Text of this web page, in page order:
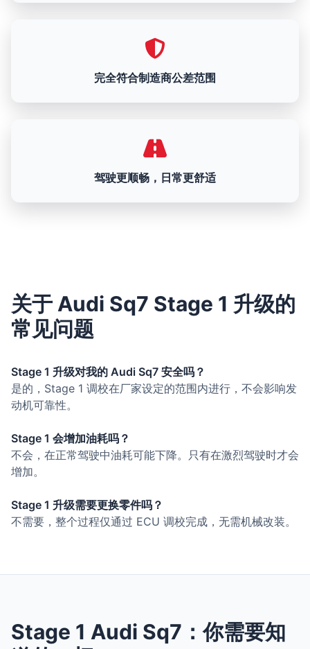
完全符合制造商公差范围
驾驶更顺畅，日常更舒适
关于 Audi Sq7 Stage 1 升级的
常见问题
Stage 1 升级对我的 Audi Sq7 安全吗？
是的，Stage 1 调校在厂家设定的范围内进行，不会影响发
动机可靠性。
Stage 1 会增加油耗吗？
不会，在正常驾驶中油耗可能下降。只有在激烈驾驶时才会
增加。
Stage 1 升级需要更换零件吗？
不需要，整个过程仅通过 ECU 调校完成，无需机械改装。
Stage 1 Audi Sq7：你需要知